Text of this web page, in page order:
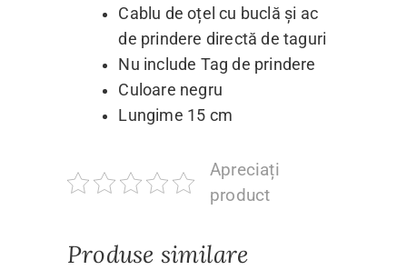
Cablu de oțel cu buclă și ac
de prindere directă de taguri
Nu include Tag de prindere
Culoare negru
Lungime 15 cm
Apreciați
product
Produse similare